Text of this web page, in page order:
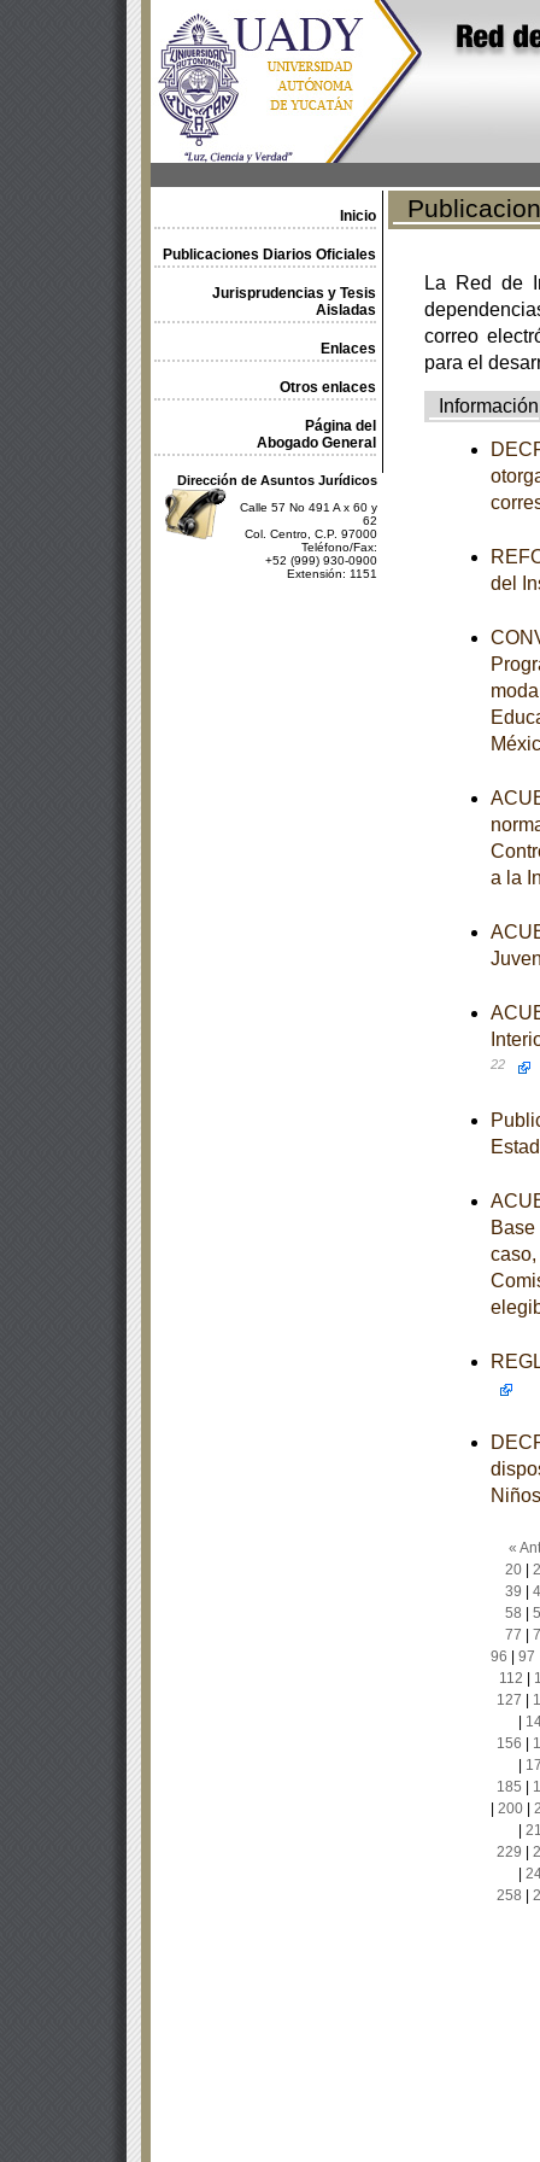
Inicio
Publicaciones Diarios Oficiales
Jurisprudencias y Tesis
Aisladas
Enlaces
Otros enlaces
Página del
Abogado General
Dirección de Asuntos Jurídicos
Calle 57 No 491 A x 60 y
62
Col. Centro, C.P. 97000
Teléfono/Fax:
+52 (999) 930-0900
Extensión: 1151
La Red de
correo
para el
Información
del
a la
22
«
20|
39
58
77
96
97
112
127
156
185
200|
229
258